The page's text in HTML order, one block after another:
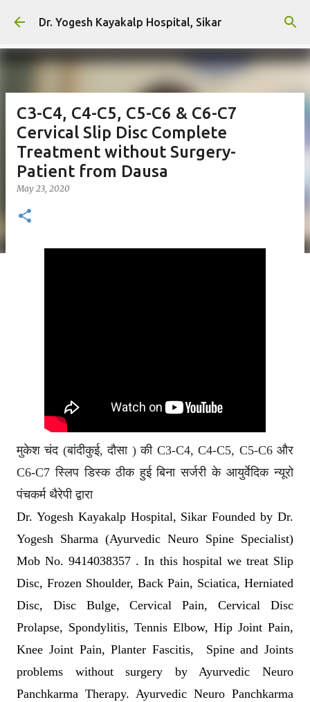
Skip to main content
Dr. Yogesh Kayakalp Hospital, Sikar
C3-C4, C4-C5, C5-C6 & C6-C7
Cervical Slip Disc Complete
Treatment without Surgery-
Patient from Dausa
May 23, 2020
मुकेश चंद (बांदीकुई, दौसा ) की C3-C4, C4-C5, C5-C6 और
C6-C7 स्लिप डिस्क ठीक हुई बिना सर्जरी के आयुर्वेदिक न्यूरो
पंचकर्म थैरेपी द्वारा
Dr. Yogesh Kayakalp Hospital, Sikar Founded by Dr.
Yogesh Sharma (Ayurvedic Neuro Spine Specialist)
Mob No. 9414038357 . In this hospital we treat Slip
Disc, Frozen Shoulder, Back Pain, Sciatica, Herniated
Disc, Disc Bulge, Cervical Pain, Cervical Disc
Prolapse, Spondylitis, Tennis Elbow, Hip Joint Pain,
Knee Joint Pain, Planter Fascitis, Spine and Joints
problems without surgery by Ayurvedic Neuro
Panchkarma Therapy. Ayurvedic Neuro Panchkarma